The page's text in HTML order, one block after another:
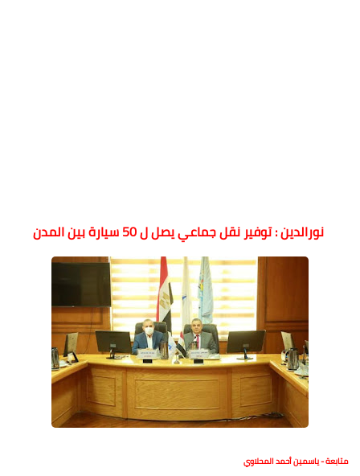
نورالدين : توفير نقل جماعي يصل ل 50 سيارة بين المدن
متابعة - ياسمين أحمد المحلاوي